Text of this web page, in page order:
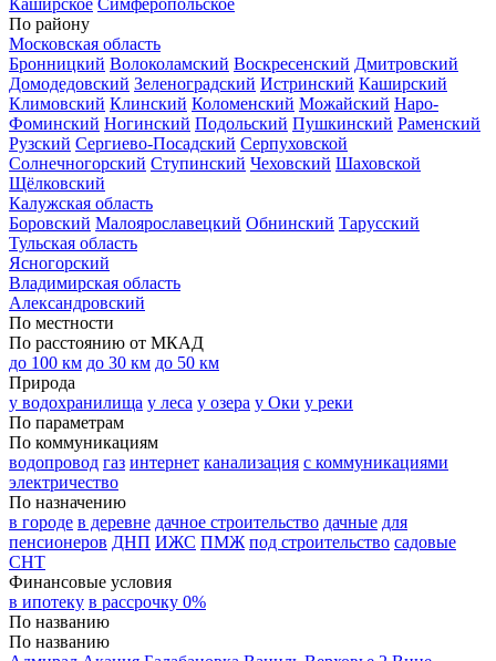
По району
Московская область
Бронницкий Волоколамский Воскресенский Дмитровский
Домодедовский Зеленоградский Истринский Каширский
Климовский Клинский Коломенский Можайский Наро-
Фоминский Ногинский Подольский Пушкинский Раменский
Рузский Сергиево-Посадский Серпуховской
Солнечногорский Ступинский Чеховский Шаховской
Щёлковский
Калужская область
Боровский Малоярославецкий Обнинский Тарусский
Тульская область
Ясногорский
Владимирская область
Александровский
По местности
По расстоянию от МКАД
до 100 км до 30 км до 50 км
Природа
у водохранилища у леса у озера у Оки у реки
По параметрам
По коммуникациям
водопровод газ интернет канализация с коммуникациями
электричество
По назначению
в городе в деревне дачное строительство дачные для
пенсионеров ДНП ИЖС ПМЖ под строительство садовые
СНТ
Финансовые условия
в ипотеку в рассрочку 0%
По названию
По названию